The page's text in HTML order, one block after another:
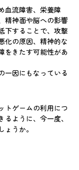
血流障害、栄養障
精神面や脳への影響
下することで、攻撃
化の原因、精神的な
をきたす可能性があ
一因にもなっている
トゲームの利用につ
ように、今一度、
うか。